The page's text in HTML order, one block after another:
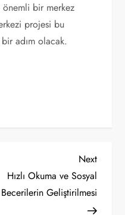
bir merkez
projesi bu
adım olacak.
Next
Post
Next
Hızlı Okuma ve Sosyal
Becerilerin Geliştirilmesi